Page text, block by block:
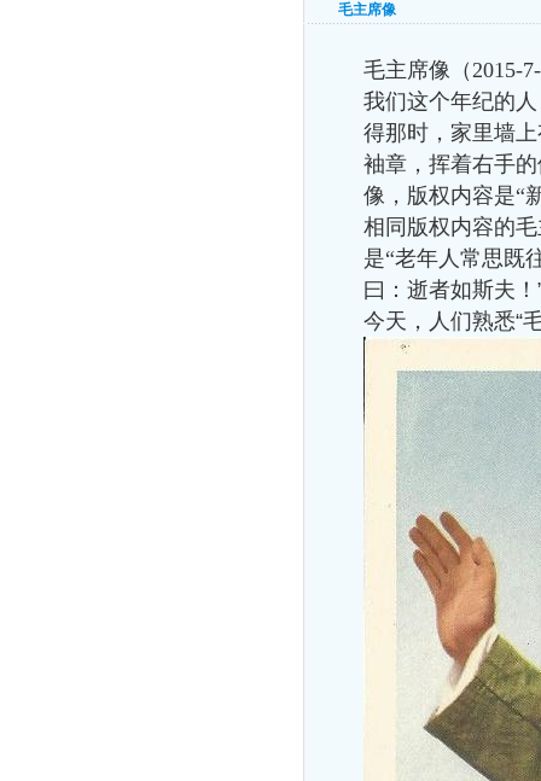
毛主席像
毛主席像（2015-
我们这个年纪的
得那时，家里墙
袖章，挥着右手
像，版权内容是“
相同版权内容的
是“老年人常思既
曰：逝者如斯夫
今天，人们熟悉“